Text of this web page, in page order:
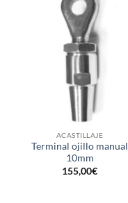
ACASTILLAJE
Terminal ojillo manual
10mm
155,00€